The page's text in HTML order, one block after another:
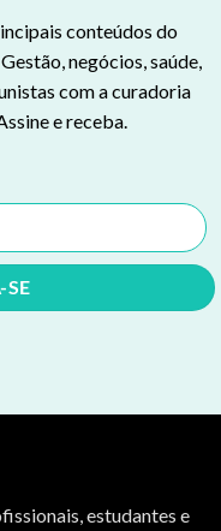
conteúdos do
negócios, saúde,
com a curadoria
e receba.
estudantes e